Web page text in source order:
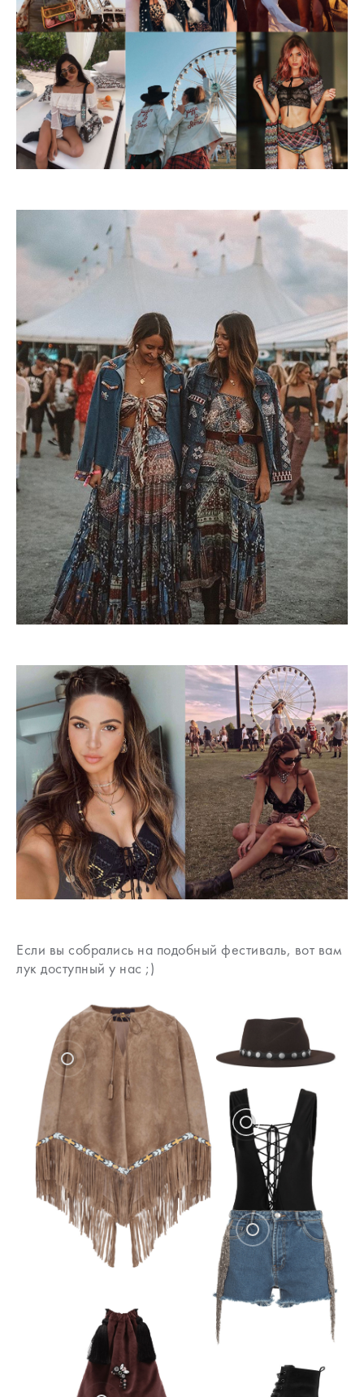
Если вы собрались на подобный фестиваль, вот вам
лук доступный у нас ;)